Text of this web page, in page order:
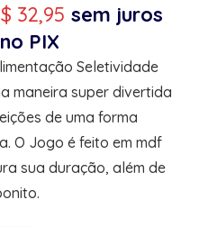
32,95 sem juros
PIX
Seletividade
maneira super divertida
de uma forma
O Jogo é feito em mdf
sua duração, além de